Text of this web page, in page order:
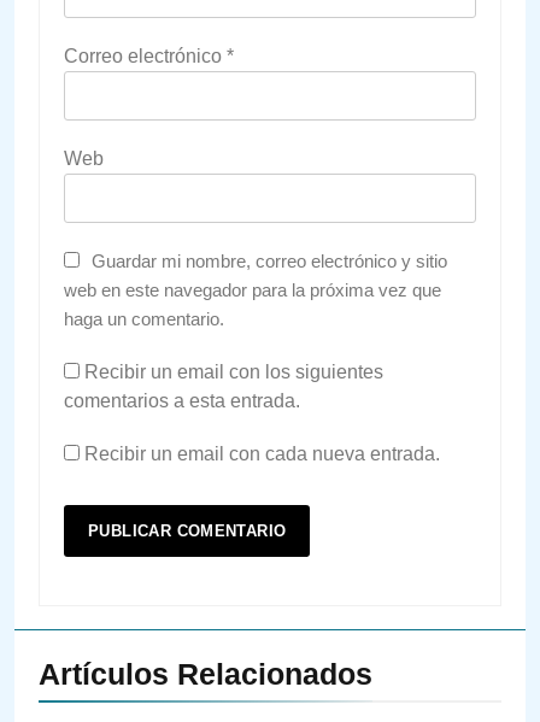
Correo electrónico *
Web
Guardar mi nombre, correo electrónico y sitio
web en este navegador para la próxima vez que
haga un comentario.
Recibir un email con los siguientes
comentarios a esta entrada.
Recibir un email con cada nueva entrada.
Artículos Relacionados